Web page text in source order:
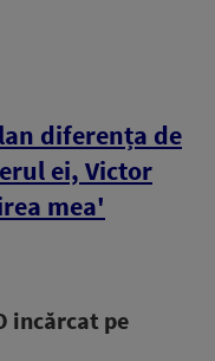
diferența de
ei, Victor
mea'
incărcat pe